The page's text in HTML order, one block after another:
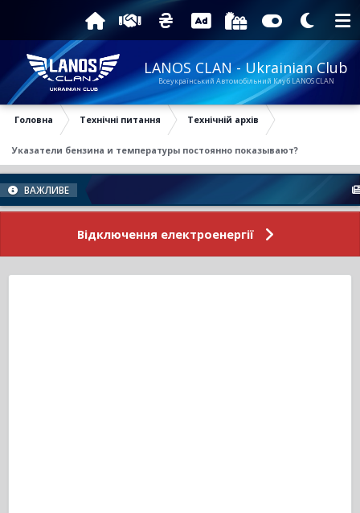
LANOS CLAN - Ukrainian Club
Всеукраїнський Автомобільний Клуб LANOS CLAN
Головна Технічні питання Технічній архів
Указатели бензина и температуры постоянно показывают?
ВАЖЛИВЕ
Відключення електроенергії